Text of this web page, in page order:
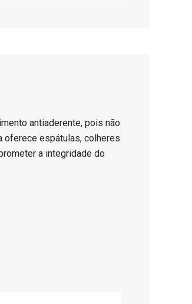
antiaderente, pois não
espátulas, colheres
a integridade do